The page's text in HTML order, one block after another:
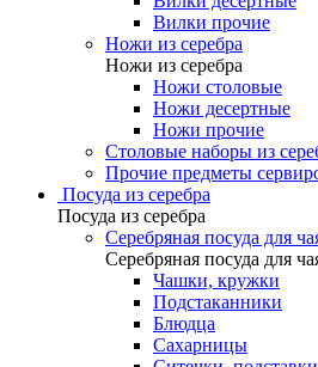
Вилки прочие
Ножи из серебра
Ножи из серебра
Ножи столовые
Ножи десертные
Ножи прочие
Столовые наборы из
Прочие предметы
Посуда из серебра
Посуда из серебра
Серебряная посуда для
Серебряная посуда для
Чашки, кружки
Подстаканники
Блюдца
Сахарницы